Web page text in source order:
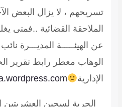
تسريحهم ، لا يزال البعض
الملاحقة القضائية ..فمتى
عن الهيئـــــة المديـــرة
الوهاب معطر رابط تقرير
الإدارية
الحرية لسجين